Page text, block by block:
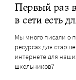
Первый раз
в сети есть
Мы много писали о
ресурсах для
интернете для
школьников?